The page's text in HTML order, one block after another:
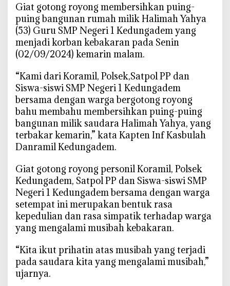
e
r
s
i
h
a
n
S
i
s
a
K
b
a
k
a
d
Giat gotong royong membersihkan puing-
puing bangunan rumah milik Halimah Yahya
(53) Guru SMP Negeri 1 Kedungadem yang
menjadi korban kebakaran pada Senin
(02/09/2024) kemarin malam.
“Kami dari Koramil, Polsek,Satpol PP dan
Siswa-siswi SMP Negeri 1 Kedungadem
bersama dengan warga bergotong royong
bahu membahu membersihkan puing-puing
bangunan milik saudara Halimah Yahya, yang
terbakar kemarin,” kata Kapten Inf Kasbulah
Danramil Kedungadem.
Giat gotong royong personil Koramil, Polsek
Kedungadem, Satpol PP dan Siswa-siswi SMP
Negeri 1 Kedungadem bersama dengan warga
setempat ini merupakan bentuk rasa
kepedulian dan rasa simpatik terhadap warga
yang mengalami musibah kebakaran.
“Kita ikut prihatin atas musibah yang terjadi
pada saudara kita yang mengalami musibah,”
ujarnya.